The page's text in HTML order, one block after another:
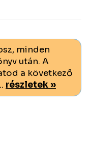
minden
után. A
a következő
részletek »